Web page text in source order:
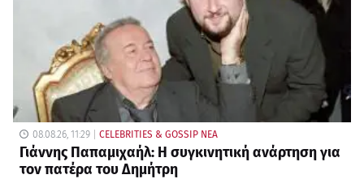
08.08.26, 11:29 CELEBRITIES & GOSSIP ΝΕΑ
Γιάννης Παπαμιχαήλ: Η συγκινητική ανάρτηση για
τον πατέρα του Δημήτρη